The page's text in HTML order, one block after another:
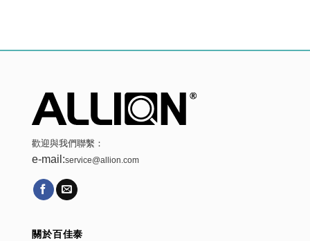
歡迎與我們聯繫：
e-mail:service@allion.com
關於百佳泰